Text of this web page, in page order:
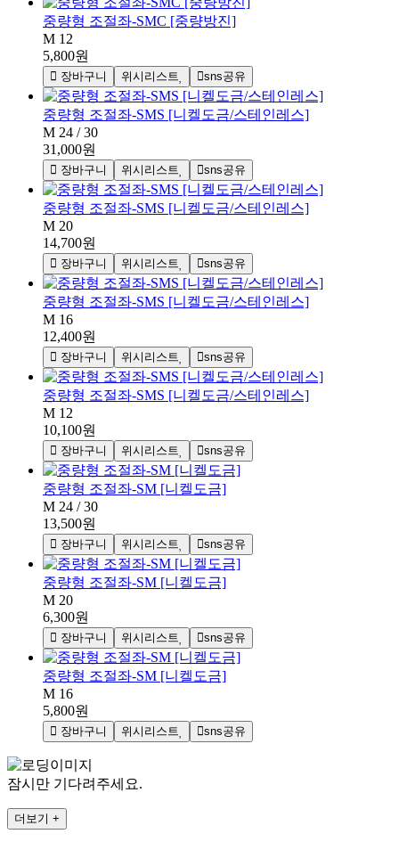
중량형 조절좌-SMC [중량방진]
M 12
5,800원
장바구니 위시리스트 sns공유
중량형 조절좌-SMS [니켈도금/스테인레스]
M 24 / 30
31,000원
장바구니 위시리스트 sns공유
중량형 조절좌-SMS [니켈도금/스테인레스]
M 20
14,700원
장바구니 위시리스트 sns공유
중량형 조절좌-SMS [니켈도금/스테인레스]
M 16
12,400원
장바구니 위시리스트 sns공유
중량형 조절좌-SMS [니켈도금/스테인레스]
M 12
10,100원
장바구니 위시리스트 sns공유
중량형 조절좌-SM [니켈도금]
M 24 / 30
13,500원
장바구니 위시리스트 sns공유
중량형 조절좌-SM [니켈도금]
M 20
6,300원
장바구니 위시리스트 sns공유
중량형 조절좌-SM [니켈도금]
M 16
5,800원
장바구니 위시리스트 sns공유
잠시만 기다려주세요.
더보기 +